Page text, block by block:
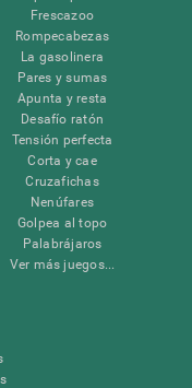
Frescazoo
Rompecabezas
La gasolinera
Pares y sumas
Apunta y resta
Desafío ratón
Tensión perfecta
Corta y cae
Cruzafichas
Nenúfares
Golpea al topo
Palabrájaros
Ver más juegos...